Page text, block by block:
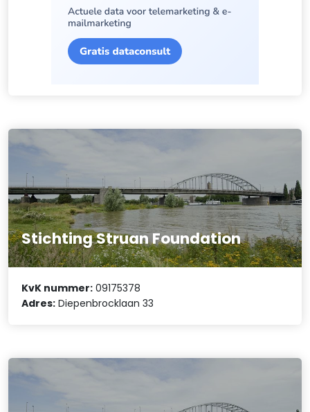
Stichting Struan Foundation
KvK nummer: 09175378
Adres: Diepenbrocklaan 33